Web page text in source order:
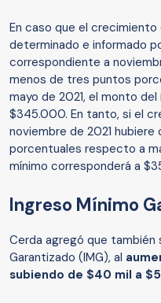
En caso que el
determinado e informado
correspondiente a
menos de tres puntos
mayo de 2021, el monto
$345.000. En tanto, si el
noviembre de 2021
porcentuales respecto a
mínimo corresponderá a
Ingreso Mínimo
Cerda agregó que también
Garantizado (IMG), al
subiendo de $40 mil a